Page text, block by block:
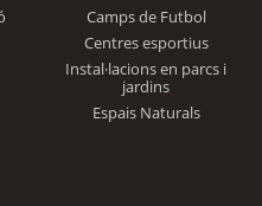
Camps de Futbol
Centres esportius
Instal·lacions en parcs i
jardins
Espais Naturals